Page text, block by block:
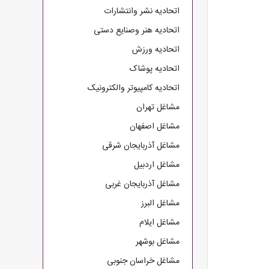
اتحادیه نشر وانتشارات
اتحادیه هنر وصنایع دستی
اتحادیه ورزش
اتحادیه پوشاک
اتحادیه کامپیوتر والکترونیک
مشاغل تهران
مشاغل اصفهان
مشاغل آذربایجان شرقی
مشاغل اردبیل
مشاغل آذربایجان غربی
مشاغل البرز
مشاغل ایلام
مشاغل بوشهر
مشاغل خراسان جنوبی